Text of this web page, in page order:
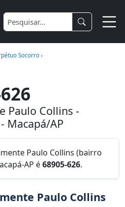
Socorro ›
Paulo Collins -
Macapá/AP
Paulo Collins (bairro
AP é68905-626.
Paulo Collins